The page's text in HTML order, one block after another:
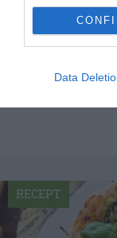
Data
Pizza med
pecorino
Pizza med
RECEPT